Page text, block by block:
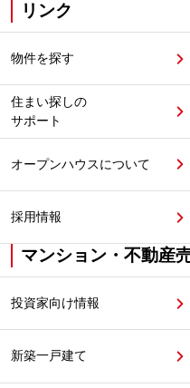
リンク
物件を探す
住まい探しの
サポート
オープンハウスについて
採用情報
マンション・不動産
投資家向け情報
新築一戸建て